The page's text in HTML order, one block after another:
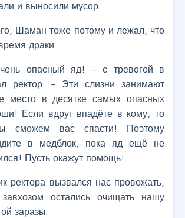
и выносили мусор.
Шаман тоже потому и лежал, что
драки.
опасный яд! – с тревогой в
ректор. – Эти слизни занимают
место в десятке самых опасных
Если вдруг впадёте в кому, то
сможем вас спасти! Поэтому
в медблок, пока яд ещё не
Пусть окажут помощь!
ректора вызвался нас провожать,
остались очищать нашу
заразы.